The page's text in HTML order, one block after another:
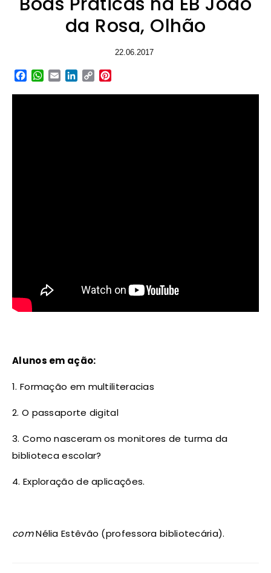
da Rosa, Olhão
22.06.2017
Facebook
WhatsApp
EmailLinkedIn
Copy
Alunos em ação:
1. Formação em multiliteracias
2. O passaporte digital
3. Como nasceram os monitores de turma da
biblioteca escolar?
4. Exploração de aplicações.
comNélia Estêvão (professora bibliotecária).